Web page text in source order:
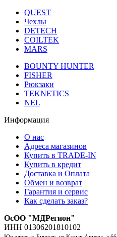
QUEST
Чехлы
DETECH
COILTEK
MARS
BOUNTY HUNTER
FISHER
Рюкзаки
TEKNETICS
NEL
Информация
О нас
Адреса магазинов
Купить в TRADE-IN
Купить в кредит
Доставка и Оплата
Обмен и возврат
Гарантия и сервис
Как сделать заказ?
ОсОО "МДРегион"
ИНН 01306201810102